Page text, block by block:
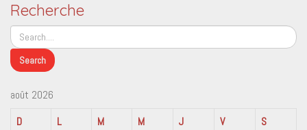
Recherche
août 2026
D
L M M J V
S